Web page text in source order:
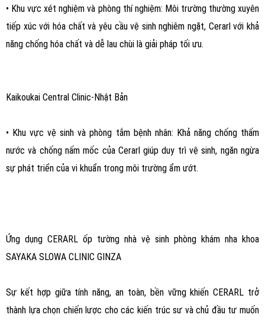
• Khu vực xét nghiệm và phòng thí nghiệm: Môi trường thường xuyên
tiếp xúc với hóa chất và yêu cầu vệ sinh nghiêm ngặt, Cerarl với khả
năng chống hóa chất và dễ lau chùi là giải pháp tối ưu.
Kaikoukai Central Clinic-Nhật Bản
• Khu vực vệ sinh và phòng tắm bệnh nhân: Khả năng chống thấm
nước và chống nấm mốc của Cerarl giúp duy trì vệ sinh, ngăn ngừa
sự phát triển của vi khuẩn trong môi trường ẩm ướt.
Ứng dụng CERARL ốp tường nhà vệ sinh phòng khám nha khoa
SAYAKA SLOWA CLINIC GINZA
Sự kết hợp giữa tính năng, an toàn, bền vững khiến CERARL trở
thành lựa chọn chiến lược cho các kiến trúc sư và chủ đầu tư muốn